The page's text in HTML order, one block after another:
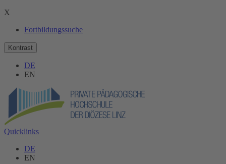
X
Fortbildungssuche
Kontrast
DE
EN
Quicklinks
DE
EN